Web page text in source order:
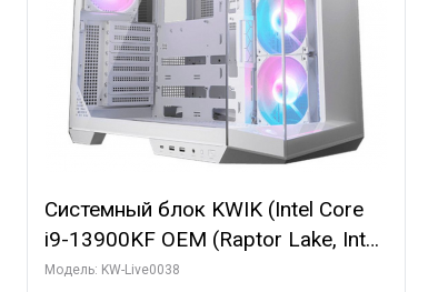
Системный блок KWIK (Intel Core
i9-13900KF OEM (Raptor Lake, Intel
7, C24 16EC/8P/ 32 ГБ ОЗУ (2
Модель: KW-Live0038